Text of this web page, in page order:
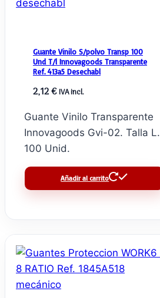
Guante Vinilo S/polvo Transp 100
Und T/l Innovagoods Transparente
Ref. 413a5 Desechabl
2,12€ IVA incl.
Guante Vinilo Transparente
Innovagoods Gvi-02. Talla L.
100 Unid.
Añadir al carrito